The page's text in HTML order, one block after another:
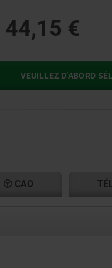
44,15 €
VEUILLEZ D’ABORD
CAO